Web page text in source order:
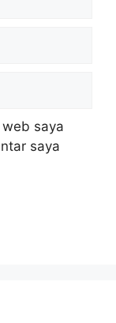
saya
saya